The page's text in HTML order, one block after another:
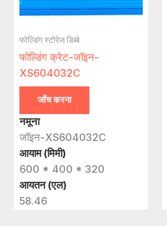
फोल्डिंग स्टोरेज डिब्बे
फोल्डिंग क्रेट-जॉइन-
XS604032C
जाँच करना
नमूना
जॉइन-XS604032C
आयाम (मिमी)
600 * 400 * 320
आयतन (एल)
58.46